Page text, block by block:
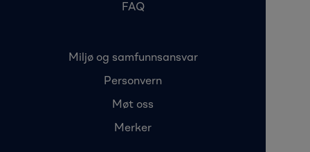
FAQ
Miljø og samfunnsansvar
Personvern
Møt oss
Merker